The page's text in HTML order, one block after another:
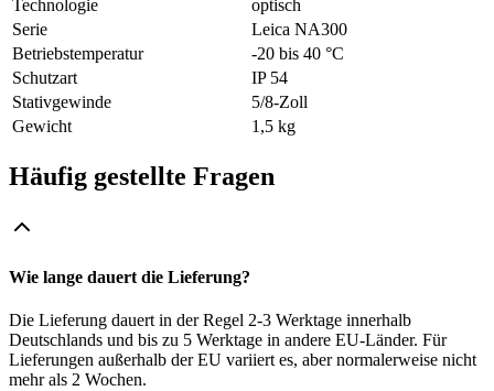
Technologie
optisch
Serie
Leica NA300
Betriebstemperatur
-20 bis 40 °C
Schutzart
IP 54
Stativgewinde
5/8-Zoll
Gewicht
1,5 kg
Häufig gestellte Fragen
Wie lange dauert die Lieferung?
Die Lieferung dauert in der Regel 2-3 Werktage innerhalb
Deutschlands und bis zu 5 Werktage in andere EU-Länder. Für
Lieferungen außerhalb der EU variiert es, aber normalerweise nicht
mehr als 2 Wochen.